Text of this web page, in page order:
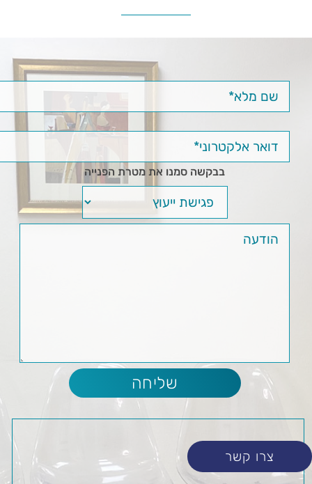
בבקשה סמנו את מטרת הפנייה
צרו קשר